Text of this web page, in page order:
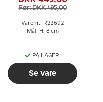
Før: DKK 495,00
Varenr.: R22692
Mål: H: 8 cm
PÅ LAGER
Se vare